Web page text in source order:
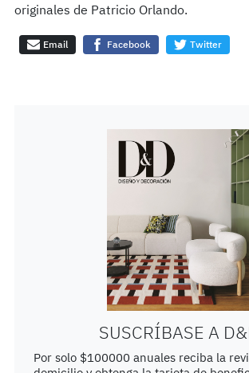
originales de Patricio Orlando.
Email Facebook Twitter
SUSCRÍBASE A
Por solo $100000 anuales reciba la